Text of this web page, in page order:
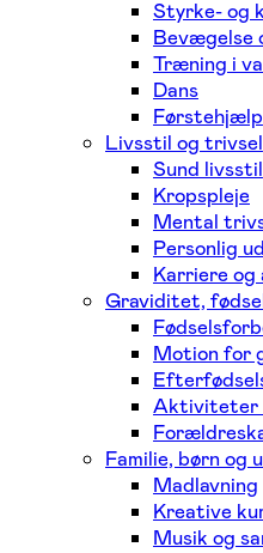
Styrke- og
Bevægelse
Træning i
Dans
Førstehjælp
Livsstil og trivsel
Sund livsstil
Kropspleje
Mental
Personlig
Karriere og
Graviditet,
Motion for
Aktiviteter
Familie, børn og
Madlavning
Kreative
Musik og